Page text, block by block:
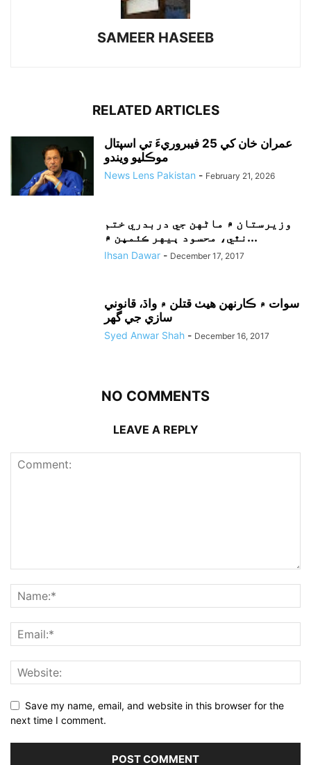
SAMEER HASEEB
RELATED ARTICLES
عمران خان کي 25 فيبروريءَ تي اسپتال
موڪليو ويندو
News Lens Pakistan - February 21, 2026
وزيرستان ۾ ماڻهن جي دربدري ختم
نٿي، محسود ٻيهر ڪئمپن ۾...
Ihsan Dawar - December 17, 2017
سوات ۾ ڪارنهن هيٺ قتلن ۾ واڌ، قانوني
سازي جي گهر
Syed Anwar Shah - December 16, 2017
NO COMMENTS
LEAVE A REPLY
Save my name, email, and website in this browser for the
next time I comment.